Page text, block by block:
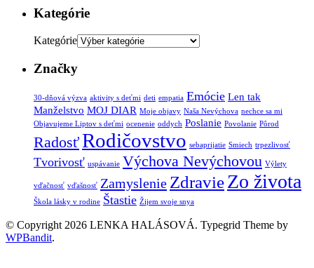
Kategórie
Kategórie
Značky
30-dňová výzva aktivity s deťmi deti empatia Emócie Len tak
Manželstvo MOJ DIAR Moje objavy Naša Nevýchova nechce sa mi
Objavujeme Liptov s deťmi ocenenie oddych Poslanie Povolanie Pôrod
RadosťRodičovstvo sebaprijatie Smiech trpezlivosť
Tvorivosť uspávanie Výchova Nevýchovou Výlety
vďačnosť vďašnosť Zamyslenie ZdravieZo života
Škola lásky v rodine Štastie Žijem svoje snya
© Copyright 2026 LENKA HALÁSOVÁ. Typegrid Theme by
WPBandit.